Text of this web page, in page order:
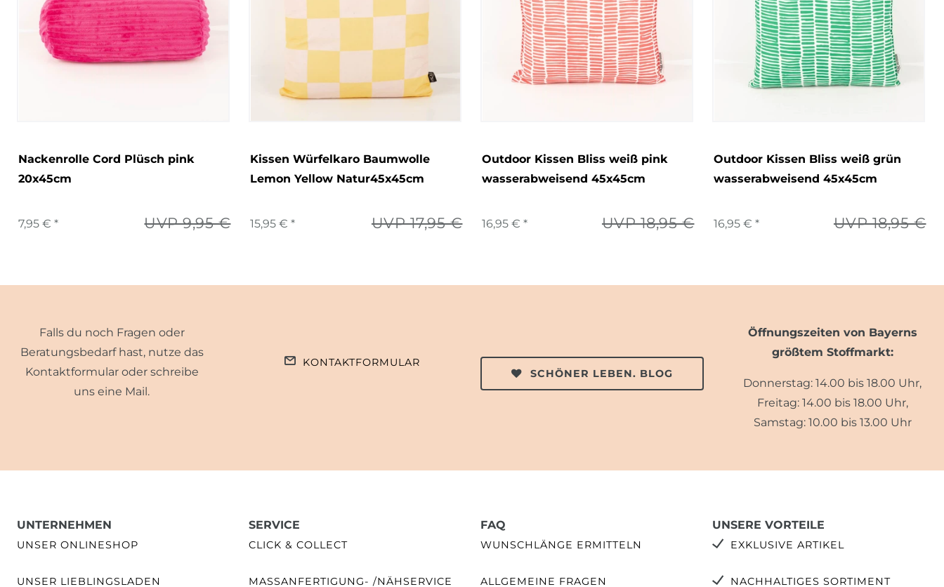
Nackenrolle Cord Plüsch pink
20x45cm
UVP 9,95 €
7,95 € *
Kissen Würfelkaro Baumwolle
Lemon Yellow Natur45x45cm
UVP 17,95 €
15,95 € *
Outdoor Kissen Bliss weiß pink
wasserabweisend 45x45cm
UVP 18,95 €
16,95 € *
Outdoor Kissen Bliss weiß grün
wasserabweisend 45x45cm
UVP 18,95 €
16,95 € *
Falls du noch Fragen oder
Beratungsbedarf hast, nutze das
Kontaktformular oder schreibe
uns eine Mail.
KONTAKTFORMULAR
SCHÖNER LEBEN. BLOG
Öffnungszeiten von Bayerns
größtem Stoffmarkt:
Donnerstag: 14.00 bis 18.00 Uhr,
Freitag: 14.00 bis 18.00 Uhr,
Samstag: 10.00 bis 13.00 Uhr
UNTERNEHMEN
UNSER ONLINESHOP
UNSER LIEBLINGSLADEN
SERVICE
CLICK & COLLECT
MASSANFERTIGUNG- /NÄHSERVICE
FAQ
WUNSCHLÄNGE ERMITTELN
ALLGEMEINE FRAGEN
UNSERE VORTEILE
EXKLUSIVE ARTIKEL
NACHHALTIGES SORTIMENT